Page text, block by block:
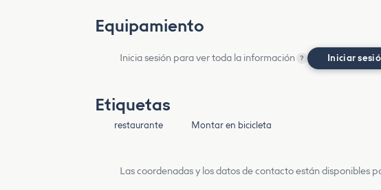
Equipamiento
Inicia sesión para ver toda la información ? Iniciar
Etiquetas
restaurante Montar en bicicleta
Las coordenadas y los datos de contacto están disponibles